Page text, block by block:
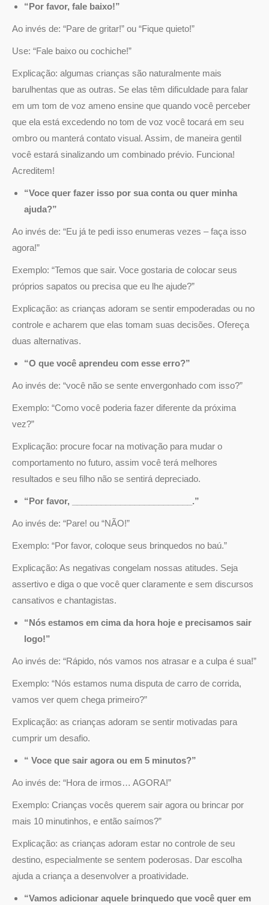
“Por favor, fale baixo!”
Ao invés de: “Pare de gritar!” ou “Fique quieto!”
Use: “Fale baixo ou cochiche!”
Explicação: algumas crianças são naturalmente mais
barulhentas que as outras. Se elas têm dificuldade para falar
em um tom de voz ameno ensine que quando você perceber
que ela está excedendo no tom de voz você tocará em seu
ombro ou manterá contato visual. Assim, de maneira gentil
você estará sinalizando um combinado prévio. Funciona!
Acreditem!
“Voce quer fazer isso por sua conta ou quer minha
ajuda?”
Ao invés de: “Eu já te pedi isso enumeras vezes – faça isso
agora!”
Exemplo: “Temos que sair. Voce gostaria de colocar seus
próprios sapatos ou precisa que eu lhe ajude?”
Explicação: as crianças adoram se sentir empoderadas ou no
controle e acharem que elas tomam suas decisões. Ofereça
duas alternativas.
“O que você aprendeu com esse erro?”
Ao invés de: “você não se sente envergonhado com isso?”
Exemplo: “Como você poderia fazer diferente da próxima
vez?”
Explicação: procure focar na motivação para mudar o
comportamento no futuro, assim você terá melhores
resultados e seu filho não se sentirá depreciado.
“Por favor, _________________________.”
Ao invés de: “Pare! ou “NÃO!”
Exemplo: “Por favor, coloque seus brinquedos no baú.”
Explicação: As negativas congelam nossas atitudes. Seja
assertivo e diga o que você quer claramente e sem discursos
cansativos e chantagistas.
“Nós estamos em cima da hora hoje e precisamos sair
logo!”
Ao invés de: “Rápido, nós vamos nos atrasar e a culpa é sua!”
Exemplo: “Nós estamos numa disputa de carro de corrida,
vamos ver quem chega primeiro?”
Explicação: as crianças adoram se sentir motivadas para
cumprir um desafio.
“ Voce que sair agora ou em 5 minutos?”
Ao invés de: “Hora de irmos… AGORA!”
Exemplo: Crianças vocês querem sair agora ou brincar por
mais 10 minutinhos, e então saímos?”
Explicação: as crianças adoram estar no controle de seu
destino, especialmente se sentem poderosas. Dar escolha
ajuda a criança a desenvolver a proatividade.
“Vamos adicionar aquele brinquedo que você quer em